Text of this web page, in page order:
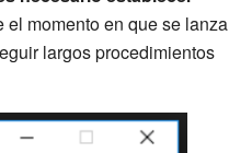
momento en que se lanza
largos procedimientos